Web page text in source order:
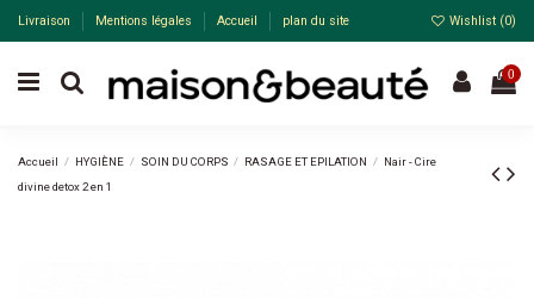
Livraison Mentions légales Accueil plan du site Wishlist (0)
0
Accueil HYGIÈNE SOIN DU CORPS RASAGE ET EPILATION
Nair - Cire
divine detox 2 en 1